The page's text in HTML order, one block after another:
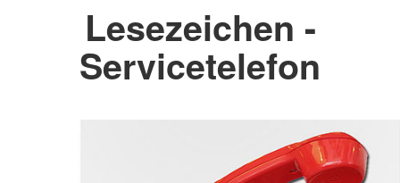
Lesezeichen -
Servicetelefon